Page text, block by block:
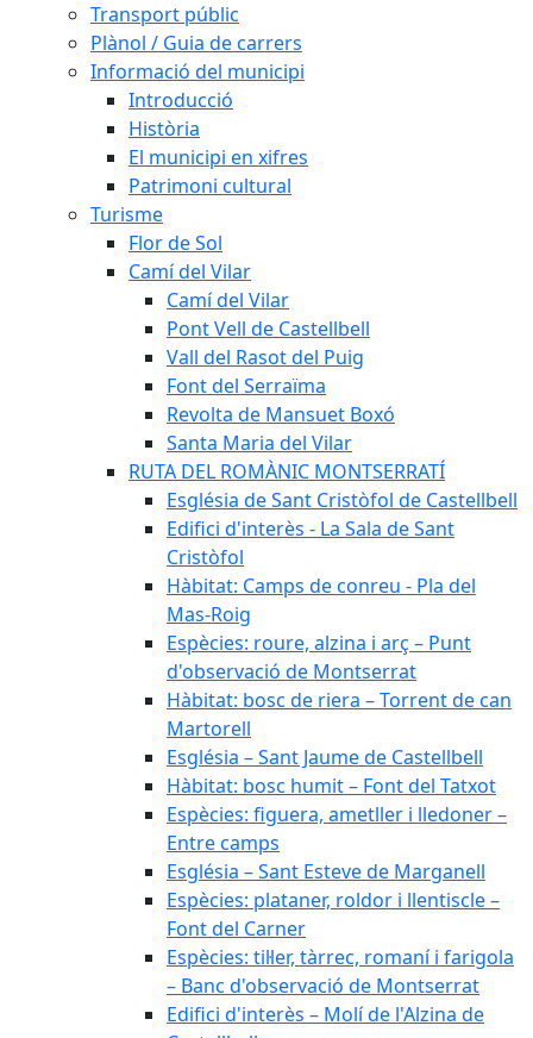
Transport públic
Plànol / Guia de carrers
Informació del municipi
Introducció
Història
El municipi en xifres
Patrimoni cultural
Turisme
Flor de Sol
Camí del Vilar
Camí del Vilar
Pont Vell de Castellbell
Vall del Rasot del Puig
Font del Serraïma
Revolta de Mansuet Boxó
Santa Maria del Vilar
RUTA DEL ROMÀNIC MONTSERRATÍ
Església de Sant Cristòfol de Castellbell
Edifici d'interès - La Sala de Sant
Cristòfol
Hàbitat: Camps de conreu - Pla del
Mas-Roig
Espècies: roure, alzina i arç – Punt
d'observació de Montserrat
Hàbitat: bosc de riera – Torrent de can
Martorell
Església – Sant Jaume de Castellbell
Hàbitat: bosc humit – Font del Tatxot
Espècies: figuera, ametller i lledoner –
Entre camps
Església – Sant Esteve de Marganell
Espècies: plataner, roldor i llentiscle –
Font del Carner
Espècies: til·ler, tàrrec, romaní i farigola
– Banc d'observació de Montserrat
Edifici d'interès – Molí de l'Alzina de